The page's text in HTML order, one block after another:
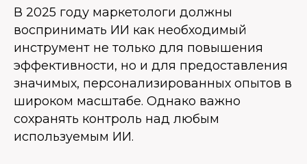
В 2025 году маркетологи должны
воспринимать ИИ как необходимый
инструмент не только для повышения
эффективности, но и для предоставления
значимых, персонализированных опытов в
широком масштабе. Однако важно
сохранять контроль над любым
используемым ИИ.